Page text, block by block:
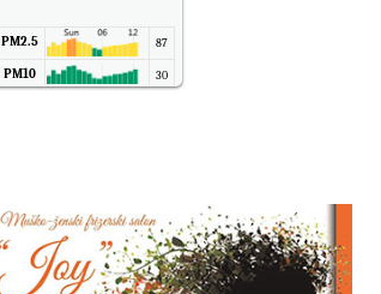
PM2.5 87
PM10 30